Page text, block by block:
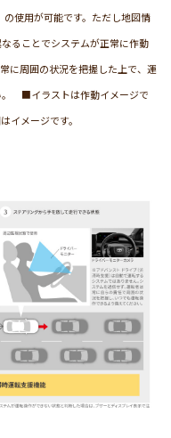
使用が可能です。ただし地図情
ることでシステムが正常に作動
に周囲の状況を把握した上で、運
。 ■イラストは作動イメージで
メージです。